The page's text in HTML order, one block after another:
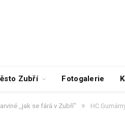
Zubří Fotogalerie
,,jak se fárá v Zubří" » HC